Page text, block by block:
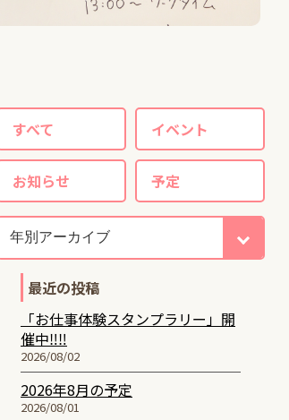
すべて イベント
お知らせ 予定
最近の投稿
「お仕事体験スタンプラリー」開
催中‼‼
2026/08/02
2026年8月の予定
2026/08/01